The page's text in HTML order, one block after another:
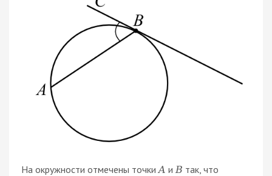
На окружности отмечены точки A и B так, что